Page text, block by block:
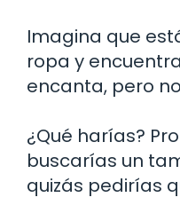
Imagina que
ropa y
encanta, pero
¿Qué harías?
buscarías un
quizás pedirías